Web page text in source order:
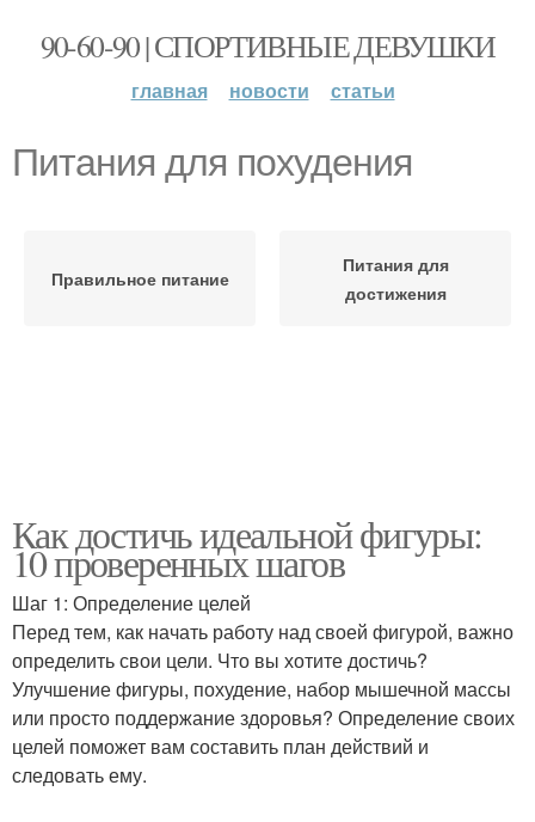
90-60-90 | СПОРТИВНЫЕ ДЕВУШКИ
главная новости статьи
Питания для похудения
Правильное питание
Питания для
достижения
Как достичь идеальной фигуры:
10 проверенных шагов
Шаг 1: Определение целей
Перед тем, как начать работу над своей фигурой, важно
определить свои цели. Что вы хотите достичь?
Улучшение фигуры, похудение, набор мышечной массы
или просто поддержание здоровья? Определение своих
целей поможет вам составить план действий и
следовать ему.